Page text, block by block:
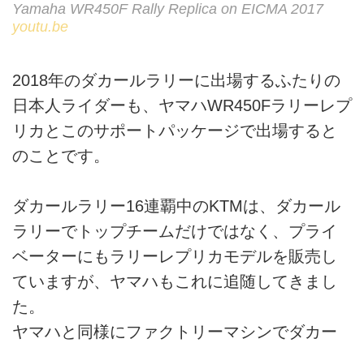
Yamaha WR450F Rally Replica on EICMA 2017
youtu.be
2018年のダカールラリーに出場するふたりの
日本人ライダーも、ヤマハWR450Fラリーレプ
リカとこのサポートパッケージで出場すると
のことです。
ダカールラリー16連覇中のKTMは、ダカール
ラリーでトップチームだけではなく、プライ
ベーターにもラリーレプリカモデルを販売し
ていますが、ヤマハもこれに追随してきまし
た。
ヤマハと同様にファクトリーマシンでダカー